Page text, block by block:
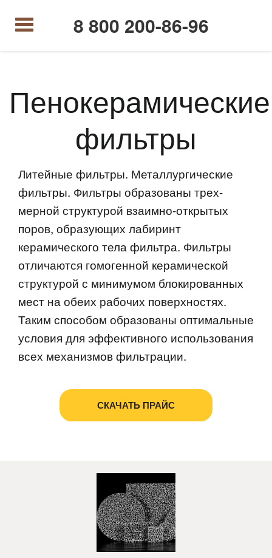
8 800 200-86-96
Пенокерамические
фильтры
Литейные фильтры. Металлургические
фильтры. Фильтры образованы трех-
мерной структурой взаимно-открытых
поров, образующих лабиринт
керамического тела фильтра. Фильтры
отличаются гомогенной керамической
структурой с минимумом блокированных
мест на обеих рабочих поверхностях.
Таким способом образованы оптимальные
условия для эффективного использования
всех механизмов фильтрации.
СКАЧАТЬ ПРАЙС